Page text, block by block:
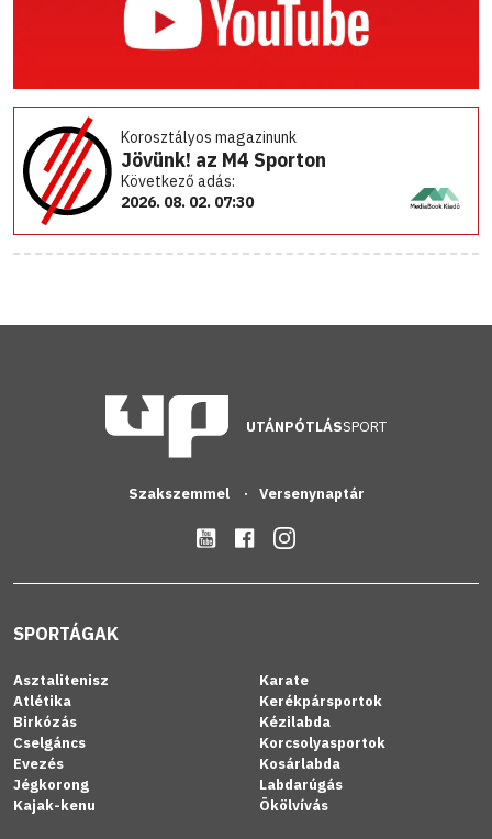
Korosztályos magazinunk
Jövünk! az M4 Sporton
Következő adás:
2026. 08. 02. 07:30
UTÁNPÓTLÁSSPORT
Szakszemmel Versenynaptár
SPORTÁGAK
Asztalitenisz
Atlétika
Birkózás
Cselgáncs
Evezés
Jégkorong
Kajak-kenu
Karate
Kerékpársportok
Kézilabda
Korcsolyasportok
Kosárlabda
Labdarúgás
Ökölvívás